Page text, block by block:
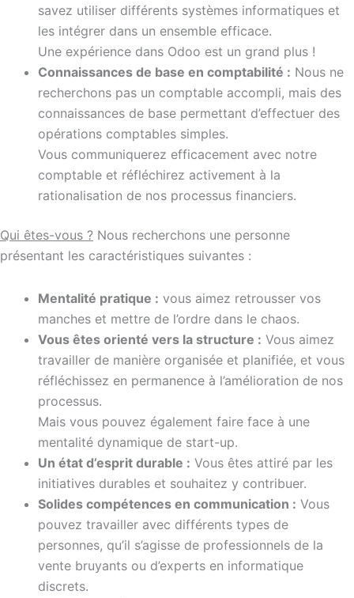
savez utiliser différents systèmes informatiques et
les intégrer dans un ensemble efficace.
Une expérience dans Odoo est un grand plus !
Connaissances de base en comptabilité : Nous ne
recherchons pas un comptable accompli, mais des
connaissances de base permettant d’effectuer des
opérations comptables simples.
Vous communiquerez efficacement avec notre
comptable et réfléchirez activement à la
rationalisation de nos processus financiers.
Qui êtes-vous ? Nous recherchons une personne
présentant les caractéristiques suivantes :
Mentalité pratique : vous aimez retrousser vos
manches et mettre de l’ordre dans le chaos.
Vous êtes orienté vers la structure : Vous aimez
travailler de manière organisée et planifiée, et vous
réfléchissez en permanence à l’amélioration de nos
processus.
Mais vous pouvez également faire face à une
mentalité dynamique de start-up.
Un état d’esprit durable : Vous êtes attiré par les
initiatives durables et souhaitez y contribuer.
Solides compétences en communication : Vous
pouvez travailler avec différents types de
personnes, qu’il s’agisse de professionnels de la
vente bruyants ou d’experts en informatique
discrets.